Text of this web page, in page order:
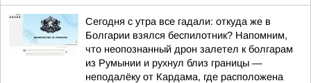
Сегодня с утра все гадали: откуда же в
Болгарии взялся беспилотник? Напомним,
что неопознанный дрон залетел к болгарам
из Румынии и рухнул близ границы —
неподалёку от Кардама, где расположена